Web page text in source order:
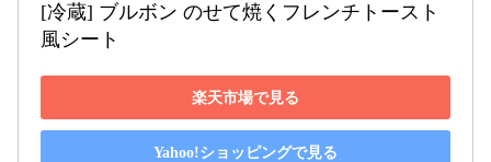
[冷蔵] ブルボン のせて焼くフレンチトースト
風シート
楽天市場で見る
Yahoo!ショッピングで見る